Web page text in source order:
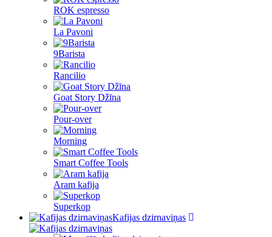
ROK espresso
La Pavoni
9Barista
Rancilio
Goat Story Džīna
Pour-over
Morning
Smart Coffee Tools
Aram kafija
Superkop
Kafijas dzirnaviņas